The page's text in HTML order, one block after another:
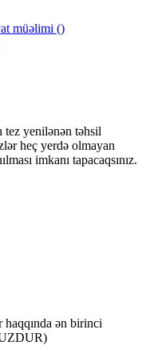
tez yenilənən təhsil
heç yerdə olmayan
imkanı tapacaqsınız.
haqqında ən birinci